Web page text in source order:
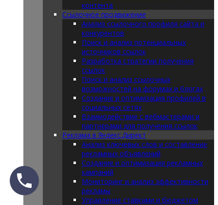
контента
Ссылочное продвижение
Анализ ссылочного профиля сайта и
конкурентов
Поиск и анализ потенциальных
источников ссылок
Разработка стратегии получения
ссылок
Поиск и анализ ссылочных
возможностей на форумах и блогах
Создание и оптимизация профилей в
социальных сетях
Взаимодействие с вебмастерами и
партнерами для получения ссылок
Реклама в Яндекс.Директ
Анализ ключевых слов и составление
рекламных объявлений
Создание и оптимизация рекламных
кампаний
Мониторинг и анализ эффективности
рекламы
Управление ставками и бюджетом